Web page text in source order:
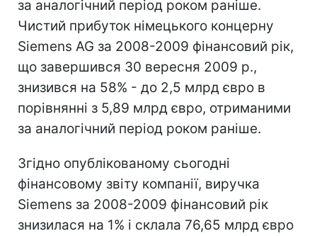
за аналогічний період роком раніше.
Чистий прибуток німецького концерну
Siemens AG за 2008-2009 фінансовий рік,
що завершився 30 вересня 2009 р.,
знизився на 58% - до 2,5 млрд євро в
порівнянні з 5,89 млрд євро, отриманими
за аналогічний період роком раніше.
Згідно опублікованому сьогодні
фінансовому звіту компанії, виручка
Siemens за 2008-2009 фінансовий рік
знизилася на 1% і склала 76,65 млрд євро